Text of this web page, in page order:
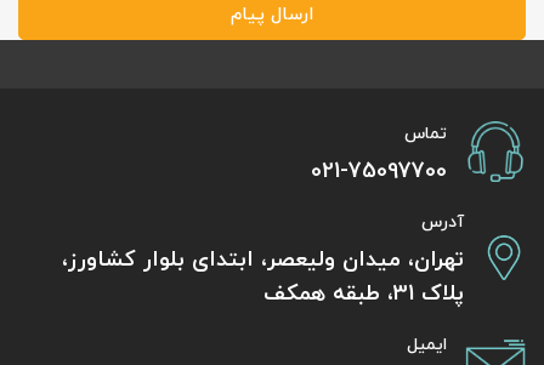
ارسال پیام
تماس
021-75097700
آدرس
تهران، میدان ولیعصر، ابتدای بلوار کشاورز،
پلاک 31، طبقه همکف
ایمیل